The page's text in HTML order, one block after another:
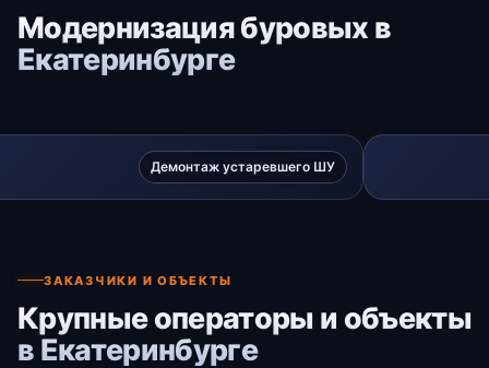
Модернизация буровых в
Екатеринбурге
Демонтаж устаревшего ШУ
ЗАКАЗЧИКИ И ОБЪЕКТЫ
Крупные операторы и объекты
в Екатеринбурге